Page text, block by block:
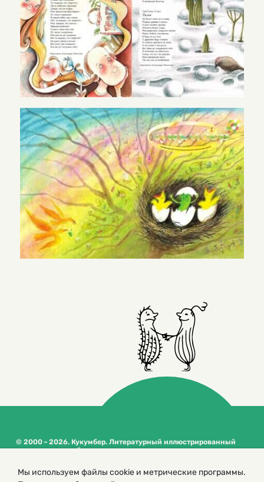
© 2000 – 2026. Кукумбер. Литературный иллюстрированный
журнал для детей
сайта
Мы используем файлы cookie и метрические программы.